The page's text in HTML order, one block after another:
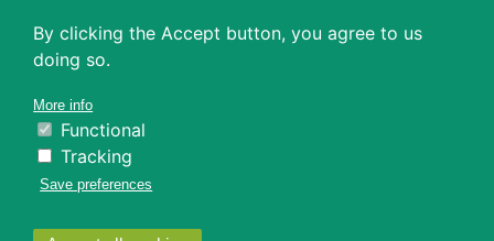
By clicking the Accept button, you agree to us
doing so.
More info
Functional
Tracking
Save preferences